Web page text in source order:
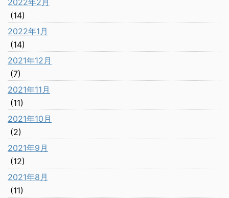
2022年2月
(14)
2022年1月
(14)
2021年12月
(7)
2021年11月
(11)
2021年10月
(2)
2021年9月
(12)
2021年8月
(11)